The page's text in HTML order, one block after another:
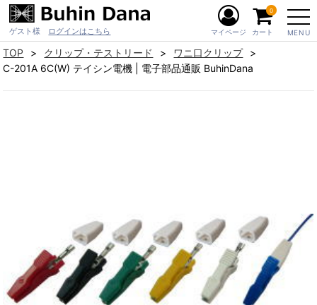
ゲスト様 ログインはこちら MENU
マイページ カート
0
TOP クリップ・テストリード
ワニ口クリップ
C-201A 6C(W) テイシン電機 | 電子部品通販 BuhinDana